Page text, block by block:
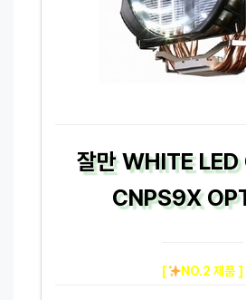
잘만 WHITE LED
CNPS9X
[ NO.2 제품 ]